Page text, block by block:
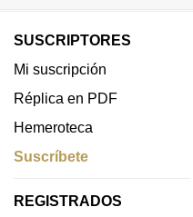
SUSCRIPTORES
Mi suscripción
Réplica en PDF
Hemeroteca
Suscríbete
REGISTRADOS